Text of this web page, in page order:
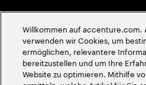
Globale Meritokratie
2026Accenture. Alle Rechte
Willkommen auf accenture.com.
verwenden wir Cookies, um
ermöglichen, relevantere
bereitzustellen und um Ihre
Website zu optimieren. Mithilfe